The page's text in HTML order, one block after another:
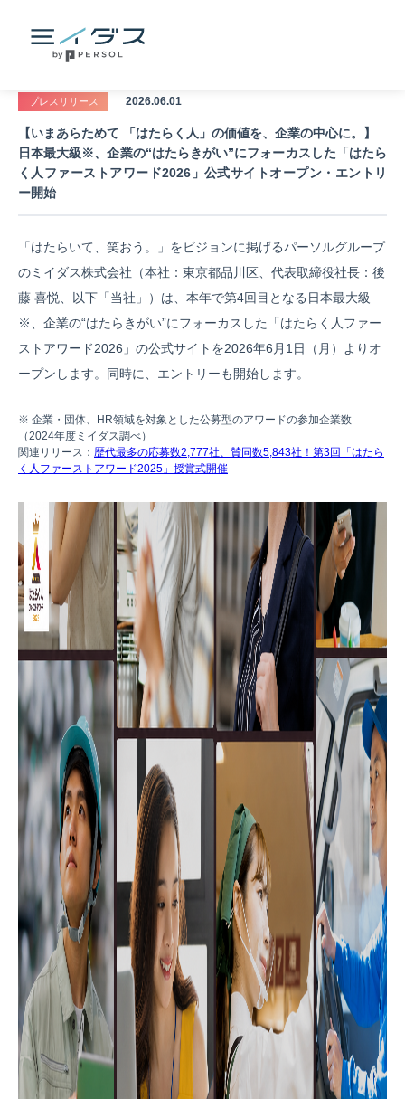
プレスリリース 2026.06.01
【いまあらためて 「はたらく人」の価値を、企業の中心に。】
日本最大級※、企業の“はたらきがい”にフォーカスした「はたら
く人ファーストアワード2026」公式サイトオープン・エントリ
ー開始
「はたらいて、笑おう。」をビジョンに掲げるパーソルグループ
のミイダス株式会社（本社：東京都品川区、代表取締役社長：後
藤 喜悦、以下「当社」）は、本年で第4回目となる日本最大級
※
、企業の“はたらきがい”にフォーカスした「はたらく人ファー
ストアワード2026」の公式サイトを2026年6月1日（月）よりオ
ープンします。同時に、エントリーも開始します。
※ 企業・団体、HR領域を対象とした公募型のアワードの参加企業数
（2024年度ミイダス調べ）
関連リリース： 歴代最多の応募数2,777社、賛同数5,843社！第3回「はたら
く人ファーストアワード2025」授賞式開催